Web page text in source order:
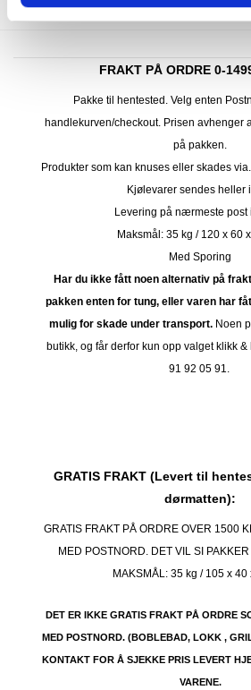
FRAKT PÅ ORDRE 0-
Pakke til hentested. Velg enten
handlekurven/checkout. Prisen avhenger
på pakken.
Produkter som kan knuses eller skades
Kjølevarer sendes heller
Levering på nærmeste post
Maksmål: 35 kg / 120 x 60
Med Sporing
Har du ikke fått noen alternativ på
pakken enten for tung, eller varen har
mulig for skade under transport.Noen
butikk, og får derfor kun opp valget klikk &
91 92 05 91.
GRATIS FRAKT (Levert til
dørmatten):
GRATIS FRAKT PÅ ORDRE OVER 1500
MED POSTNORD. DET VIL SI
MAKSMÅL: 35 kg / 105 x 40
DET ER IKKE GRATIS FRAKT PÅ ORDRE
MED POSTNORD. (BOBLEBAD, LOKK ,
KONTAKT FOR Å SJEKKE PRIS LEVERT
VARENE.